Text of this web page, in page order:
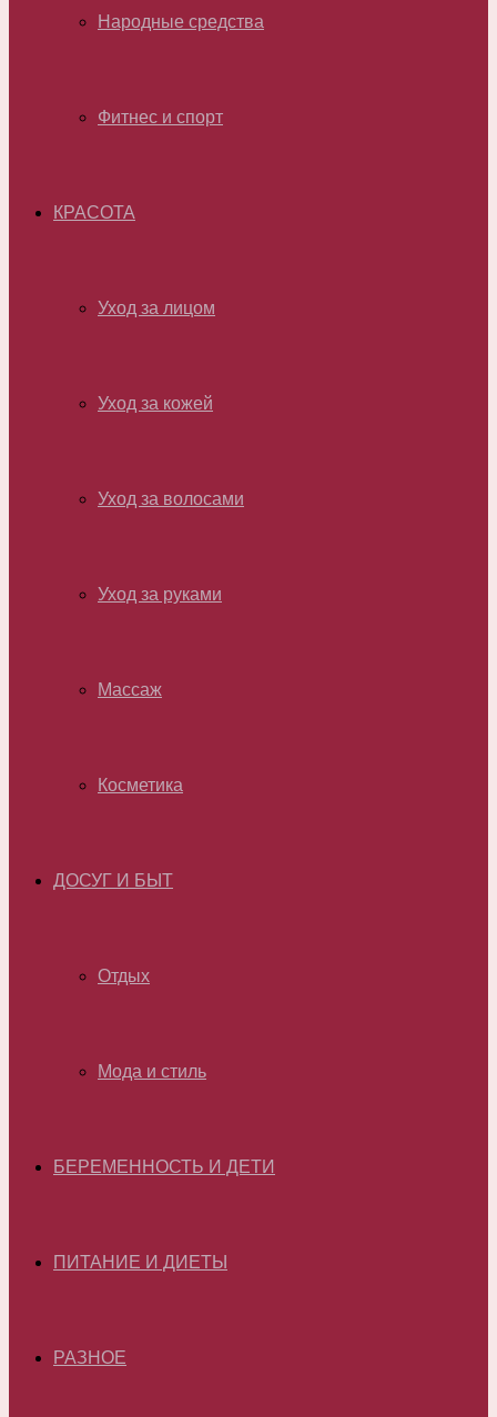
Народные средства
Фитнес и спорт
КРАСОТА
Уход за лицом
Уход за кожей
Уход за волосами
Уход за руками
Массаж
Косметика
ДОСУГ И БЫТ
Отдых
Мода и стиль
БЕРЕМЕННОСТЬ И ДЕТИ
ПИТАНИЕ И ДИЕТЫ
РАЗНОЕ